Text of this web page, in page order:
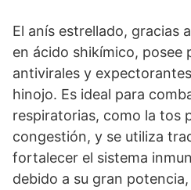
El anís estrellado, gracias
en ácido shikímico, posee
antivirales y
hinojo. Es ideal para
respiratorias, como la tos
congestión, y se utiliza
fortalecer el sistema
debido a su gran